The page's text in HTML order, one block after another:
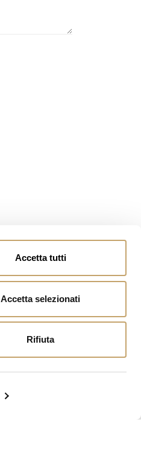
Accetta tutti
Accetta selezionati
Rifiuta